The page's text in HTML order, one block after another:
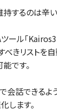
するのは辛い
ール｢
きリストを
です。
会話できるよ
します。